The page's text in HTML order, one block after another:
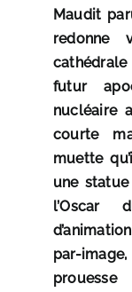
Maudit
cathédrale
futur
nucléaire
courte
muette
une
l’Oscar
par-